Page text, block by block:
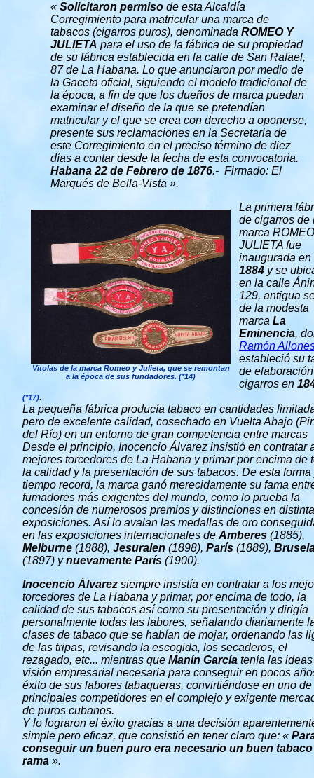
« Solicitaron permiso de esta Alcaldía
Corregimiento para matricular una marca de
tabacos (cigarros puros), denominada ROMEO Y
JULIETA para el uso de la fábrica de su propiedad
de su fábrica establecida en la calle de San Rafael,
87 de La Habana. Lo que anunciaron por medio de
la Gaceta oficial, siguiendo el modelo tradicional de
la época, a fin de que los dueños de marca puedan
examinar el diseño de la que se pretendían
matricular y el que se crea con derecho a oponerse,
presente sus reclamaciones en la Secretaria de
este Corregimiento en el preciso término de diez
días a contar desde la fecha de esta convocatoria.
Habana 22 de Febrero de 1876.- Firmado: El
Marqués de Bella-Vista ».
Vitolas de la marca Romeo y Julieta, que se remontan
a la época de sus fundadores. (*14)
La primera
de cigarros de
marca
JULIETA fue
inaugurada en
1884 y se
en la calle
129, antigua
de la modesta
marca La
Eminencia,
Ramón
estableció su
de
cigarros en
(*17).
La pequeña fábrica producía tabaco en cantidades
pero de excelente calidad, cosechado en Vuelta Abajo
del Río) en un entorno de gran competencia entre marcas
Desde el principio, Inocencio Álvarez insistió en contratar
mejores torcedores de La Habana y primar por encima de
la calidad y la presentación de sus tabacos. De esta forma
tiempo record, la marca ganó merecidamente su fama
fumadores más exigentes del mundo, como lo prueba la
concesión de numerosos premios y distinciones en
exposiciones. Así lo avalan las medallas de oro
en las exposiciones internacionales de Amberes (1885),
Melburne (1888), Jesuralen (1898), París (1889),
(1897) ynuevamente París (1900).
Inocencio Álvarez siempre insistía en contratar a los
torcedores de La Habana y primar, por encima de todo, la
calidad de sus tabacos así como su presentación y dirigía
personalmente todas las labores, señalando diariamente
clases de tabaco que se habían de mojar, ordenando las
de las tripas, revisando la escogida, los secaderos, el
rezagado, etc... mientras que Manín García tenía las
visión empresarial necesaria para conseguir en pocos
éxito de sus labores tabaqueras, convirtiéndose en uno
principales competidores en el complejo y exigente
de puros cubanos.
Y lo lograron el éxito gracias a una decisión
simple pero eficaz, que consistió en tener claro que: «
conseguir un buen puro era necesario un buen
rama ».